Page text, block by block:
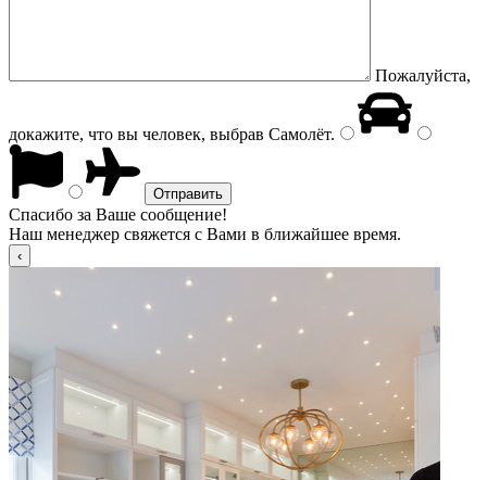
Пожалуйста,
докажите, что вы человек, выбрав Самолёт.
Спасибо за Ваше сообщение!
Наш менеджер свяжется с Вами в ближайшее время.